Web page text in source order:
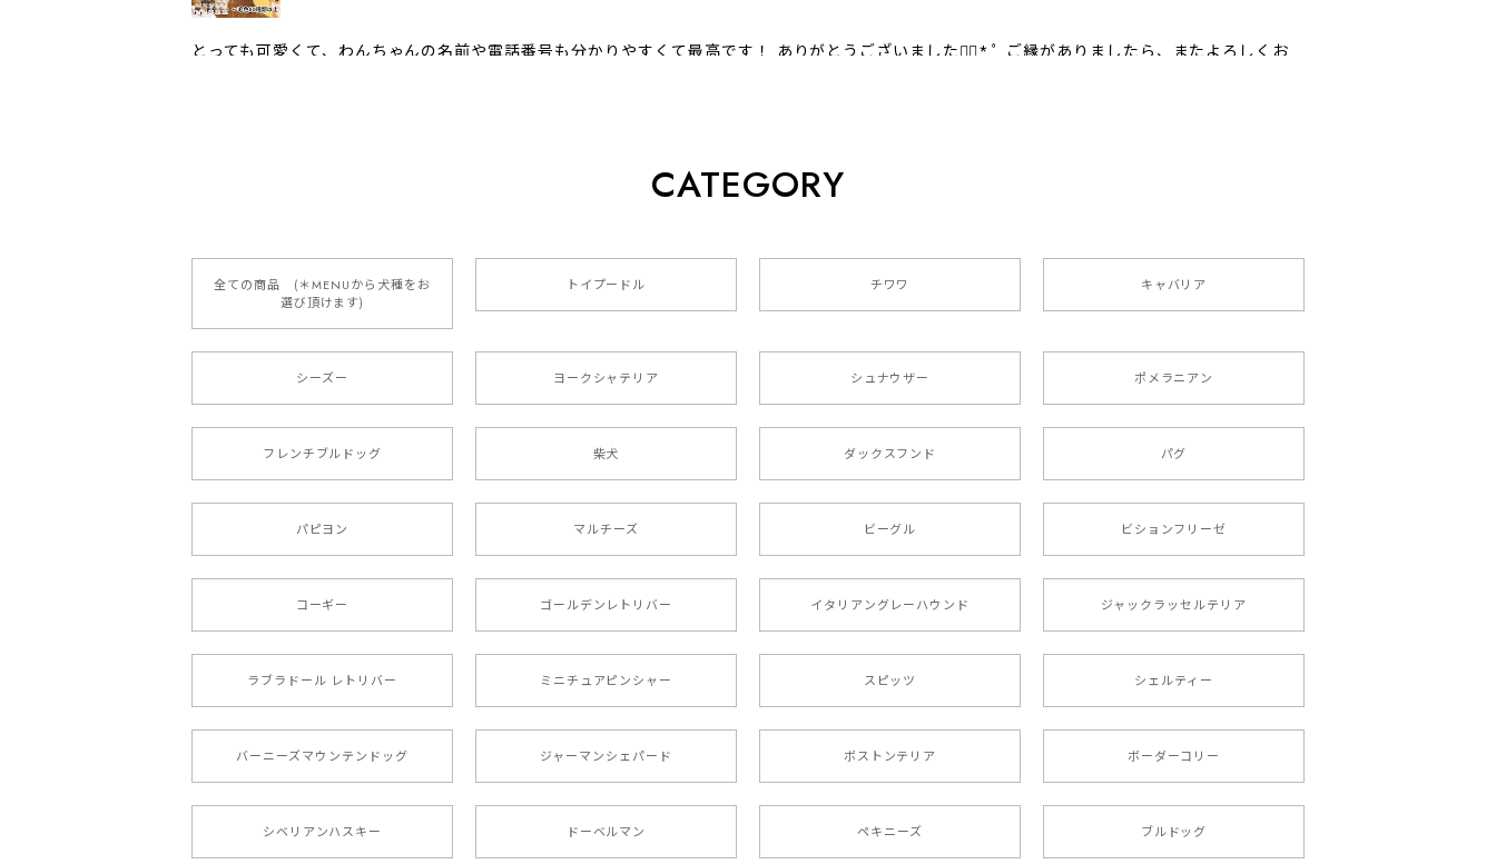
とっても可愛くて、わんちゃんの名前や電話番号も分かりやすくて最高です！ ありがとうございました❁⃘*.ﾟ ご縁がありましたら、またよろしくお
【 自然に囲まれた ダックスフンド 】 キャニスター 保存容器 お家用 プレゼント 犬 ペット うちの子 犬グッズ
【 ボーダーコリー 水彩画風 毛色4色 】 手帳 スマホケース 犬 うちの子 iPhone & Android
2025/05/09
もう叫ぶほど可愛くて最高です。 届いた袋まで可愛かったです。 ご連絡が取りづらい点だけ少し不安になりましたが、商品の素敵さでチャラです。
本当に可愛い。ありがとうございます。
【 キュンです ボーダーコリー 】 手帳 スマホケース 犬 うちの子 プレゼント ペット Android対応
2024/10/28
【 自然に囲まれた ポメラニアン 】マグカップ 犬 ペット うちの子 犬グッズ ギフト プレゼント 母の日
2024/07/09
CATEGORY
全ての商品 (＊MENUから犬種をお
選び頂けます)
トイプードル チワワ キャバリア
シーズー ヨークシャテリア シュナウザー ポメラニアン
フレンチブルドッグ 柴犬 ダックスフンド パグ
パピヨン マルチーズ ビーグル ビションフリーゼ
コーギー ゴールデンレトリバー イタリアングレーハウンド ジャックラッセルテリア
ラブラドール レトリバー ミニチュアピンシャー スピッツ シェルティー
バーニーズマウンテンドッグ ジャーマンシェパード ボストンテリア ボーダーコリー
シベリアンハスキー ドーベルマン ペキニーズ ブルドッグ